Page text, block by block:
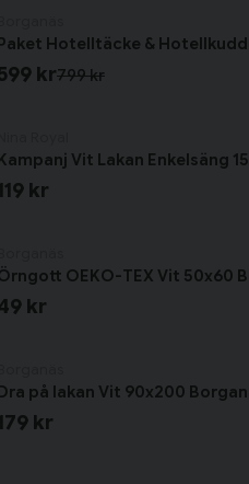
799 kr
kr
Vit Lakan Enkelsäng
kr
OEKO-TEX Vit 50x60
kr
på lakan Vit 90x200
kr